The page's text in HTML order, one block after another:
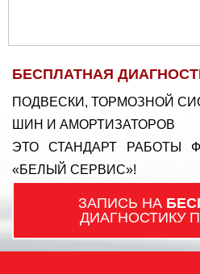
БЕСПЛАТНАЯ
ПОДВЕСКИ, ТОРМОЗНОЙ
ШИН И АМОРТИЗАТОРОВ
ЭТО СТАНДАРТ РАБОТЫ
«БЕЛЫЙ СЕРВИС»!
ЗАПИСЬ НА
ДИАГНОСТИКУ